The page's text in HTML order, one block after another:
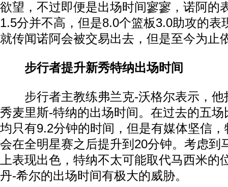
欲望，不过即便是出场时间寥寥，诺阿的
1.5分并不高，但是8.0个篮板3.0助攻的表
就传闻诺阿会被交易出去，但是至今为止
步行者提升新秀特纳出场时间
步行者主教练弗兰克-沃格尔表示，他
秀麦里斯-特纳的出场时间。在过去的五
均只有9.2分钟的时间，但是有媒体坚信
会在全明星赛之后提升到20分钟。考虑到
上表现出色，特纳不太可能取代马西米的
丹-希尔的出场时间有极大的威胁。